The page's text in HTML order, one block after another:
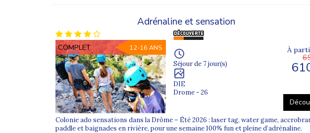
Les repas sont préparés sur place ou par des prestataires, avec prise en
3. Peut-on contacter les enfants pendant le séjour ?
Oui, des points de contact sont organisés avec les familles tout au long de la
Adrénaline et sensation
COMPLET 12-16 ANS
Séjour de 7 jour(s)
DIE
Drome - 26
À
Colonie ado sensations dans la Drôme – Été 2026 : laser tag, water game,
paddle et baignades en rivière, pour une semaine 100% fun et pleine d’adrénaline.